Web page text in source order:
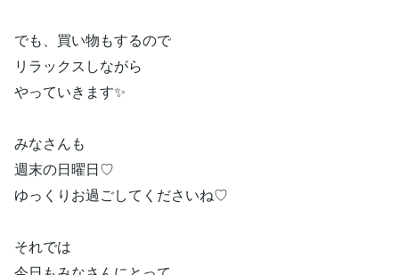
でも、買い物もするので
リラックスしながら
やっていきます✨
みなさんも
週末の日曜日♡
ゆっくりお過ごしてくださいね♡
それでは